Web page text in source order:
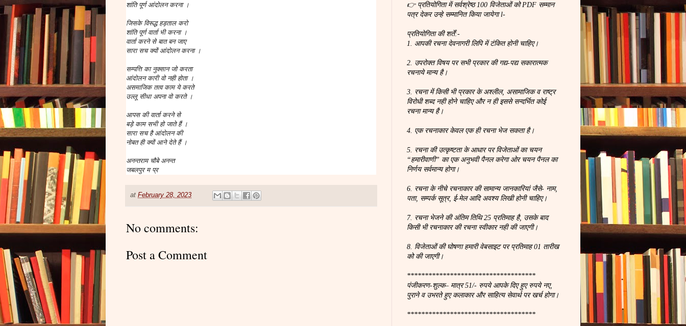
शांति पूर्ण आंदोलन करना ।
जिसके विरूद्ध हड़ताल करो
शांति पूर्ण वार्ता भी करना ।
वार्ता करने से बात बन जाए
सारा सच क्यों आंदोलन करना ।
सम्पत्ति का नुक्सान जो करता
आंदोलन कारी वो नही होता ।
असमाजिक तत्व काम ये करते
उल्लू सीधा अपना वो करते ।
आपस की वार्ता करने से
बड़े काम सभी हो जाते हैं ।
सारा सच है आंदोलन की
नोबत ही क्यों आने देते हैं ।
अनन्तराम चौबे अनन्त
जबलपुर म प्र
at February 28, 2023
No comments:
Post a Comment
👉 प्रतियोगिता में सर्वश्रेष्ठ 100 विजेताओं को PDF सम्मान
पत्र देकर उन्हे सम्मानित किया जायेगा l-
प्रतियोगिता की शर्तें:-
1. आपकी रचना देवनागरी लिपि में टंकित होनी चाहिए।
2. उपरोक्त विषय पर सभी प्रकार की गद्य-पद्य सकारात्मक
रचनाये मान्य है।
3. रचना में किसी भी प्रकार के अश्लील, असामाजिक व राष्ट्र
विरोधी शब्द नही होने चाहिए और न ही इससे सन्दर्भित कोई
रचना मान्य है।
4. एक रचनाकार केवल एक ही रचना भेज सकता है।
5. रचना की उत्कृष्टता के आधार पर विजेताओं का चयन
“हमारीवाणी” का एक अनुभवी पैनल करेगा ओर चयन पैनल का
निर्णय सर्वमान्य होगा।
6. रचना के नीचे रचनाकार की सामान्य जानकारियां जैसे- नाम,
पता, सम्पर्क सूत्र, ई-मेल आदि अवश्य लिखी होनी चाहिए।
7. रचना भेजने की अंतिम तिथि 25 प्रतिमाह है, उसके बाद
किसी भी रचनाकार की रचना स्वीकार नही की जाएगी।
8. विजेताओं की घोषणा हमारी वेबसाइट पर प्रतिमाह 01 तारीख
को की जाएगी।
************************************
पंजीकरण-शुल्क– मात्र 51/- रुपये आपके दिए हुए रुपये नए,
पुराने व उभरते हुए कलाकार और साहित्य सेवार्थ पर खर्च होगा।
************************************